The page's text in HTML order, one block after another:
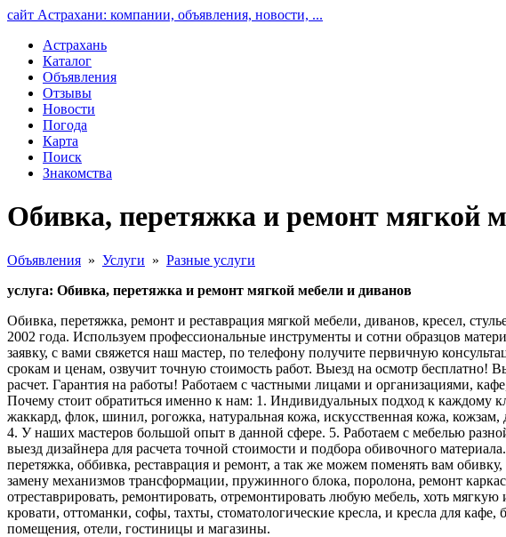
сайт Астрахани: компании, объявления, новости, ...
Астрахань
Каталог
Объявления
Отзывы
Новости
Погода
Карта
Поиск
Знакомства
Обивка, перетяжка и ремонт мягкой
Объявления » Услуги » Разные услуги
услуга: Обивка, перетяжка и ремонт мягкой мебели и диванов
Обивка, перетяжка, ремонт и реставрация мягкой мебели, диванов, кресел,
2002 года. Используем профессиональные инструменты и сотни образцов
заявку, с вами свяжется наш мастер, по телефону получите первичную
срокам и ценам, озвучит точную стоимость работ. Выезд на осмотр
расчет. Гарантия на работы! Работаем с частными лицами и организациями,
Почему стоит обратиться именно к нам: 1. Индивидуальных подход к каждому
жаккард, флок, шинил, рогожка, натуральная кожа, искусственная кожа,
4. У наших мастеров большой опыт в данной сфере. 5. Работаем с мебелью
выезд дизайнера для расчета точной стоимости и подбора обивочного
перетяжка, оббивка, реставрация и ремонт, а так же можем поменять вам
замену механизмов трансформации, пружинного блока, поролона, ремонт
отреставрировать, ремонтировать, отремонтировать любую мебель, хоть
кровати, оттоманки, софы, тахты, стоматологические кресла, и кресла для
помещения, отели, гостиницы и магазины.